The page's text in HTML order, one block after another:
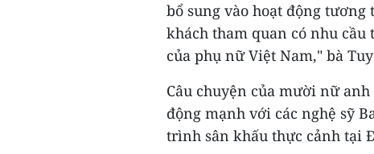
bổ sung vào hoạt động
khách tham quan có nhu
của phụ nữ Việt Nam," bà
Câu chuyện của mười nữ
động mạnh với các nghệ sỹ
trình sân khấu thực cảnh tại